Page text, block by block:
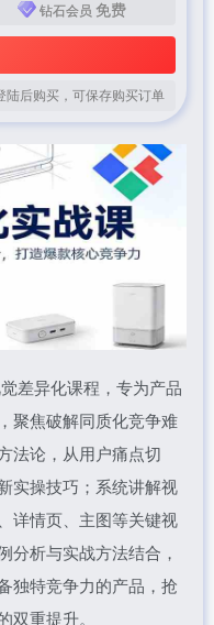
钻石会员 免费
陆后购买，可保存购买订单
差异化课程，专为产品
聚焦破解同质化竞争难
法论，从用户痛点切
实操技巧；系统讲解视
详情页、主图等关键视
分析与实战方法结合，
独特竞争力的产品，抢
双重提升。